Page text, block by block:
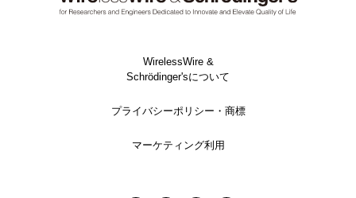
WirelessWire &
Schrödinger'sについて
プライバシーポリシー・商標
マーケティング利用